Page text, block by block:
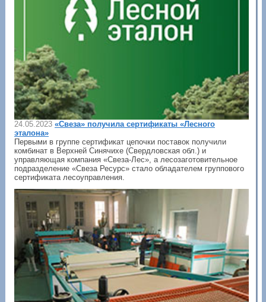
24.05.2023 «Свеза» получила сертификаты «Лесного
эталона»
Первыми в группе сертификат цепочки поставок получили
комбинат в Верхней Синячихе (Свердловская обл.) и
управляющая компания «Свеза-Лес», а лесозаготовительное
подразделение «Свеза Ресурс» стало обладателем группового
сертификата лесоуправления.